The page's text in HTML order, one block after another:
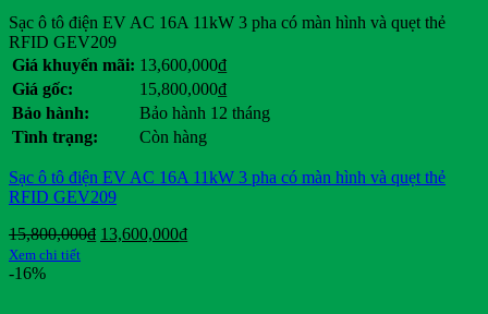
Sạc ô tô điện EV AC 16A 11kW 3 pha có màn hình và quẹt thẻ
RFID GEV209
Giá khuyến mãi: 13,600,000₫
Giá gốc:
15,800,000₫
Bảo hành:
Bảo hành 12 tháng
Tình trạng:
Còn hàng
Sạc ô tô điện EV AC 16A 11kW 3 pha có màn hình và quẹt thẻ
RFID GEV209
15,800,000₫ Giá
13,600,000₫Giá
Xem chi tiết
-16%